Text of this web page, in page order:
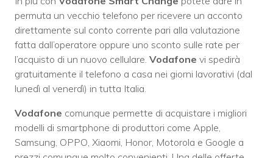
permuta un vecchio telefono per ricevere un acconto
direttamente sul conto corrente pari alla valutazione
fatta dall’operatore oppure uno sconto sulle rate per
l’acquisto di un nuovo cellulare. Vodafone vi spedirà
gratuitamente il telefono a casa nei giorni lavorativi (dal
lunedì al venerdì) in tutta Italia.
Vodafone comunque permette di acquistare i migliori
modelli di smartphone di produttori come Apple,
Samsung, OPPO, Xiaomi, Honor, Motorola e Google a